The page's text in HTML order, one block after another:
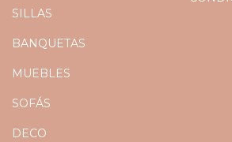
SILLAS
BANQUETAS
MUEBLES
SOFÁS
DECO